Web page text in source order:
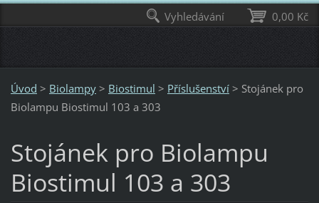
Úvod > Biolampy > Biostimul > Příslušenství > Stojánek pro
Biolampu Biostimul 103 a 303
Stojánek pro Biolampu
Biostimul 103 a 303
0,00 Kč
Vyhledávání